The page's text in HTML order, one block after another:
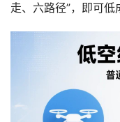
走、六路径”，即可低